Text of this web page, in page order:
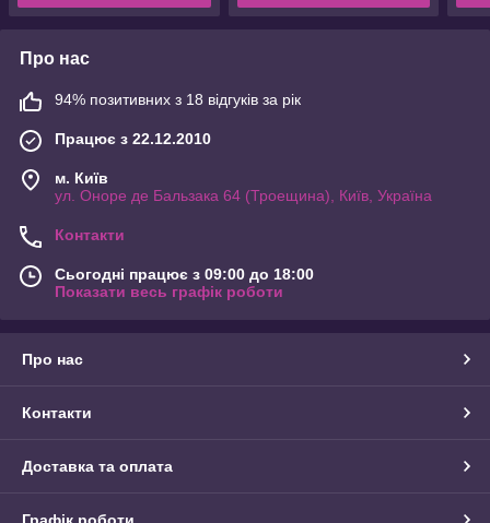
Про нас
94% позитивних з 18 відгуків за рік
Працює з 22.12.2010
м. Київ
ул. Оноре де Бальзака 64 (Троещина), Київ, Україна
Контакти
Сьогодні працює з 09:00 до 18:00
Показати весь графік роботи
Про нас
Контакти
Доставка та оплата